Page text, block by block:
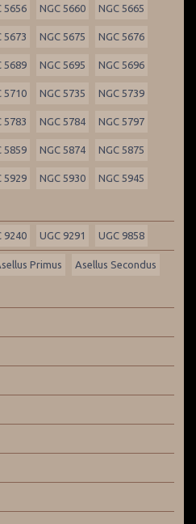
5656 NGC 5660 NGC 5665
5673 NGC 5675 NGC 5676
5689 NGC 5695 NGC 5696
5710 NGC 5735 NGC 5739
5783 NGC 5784 NGC 5797
5859 NGC 5874 NGC 5875
5929 NGC 5930 NGC 5945
9240 UGC 9291 UGC 9858
Primus Asellus Secondus